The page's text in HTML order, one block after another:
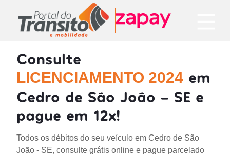
Consulte
LICENCIAMENTO 2024 em
Cedro de São João - SE e
pague em 12x!
Todos os débitos do seu veículo em Cedro de São
João - SE, consulte grátis online e pague parcelado